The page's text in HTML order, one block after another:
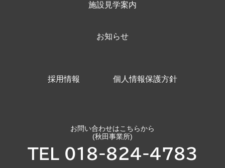
施設見学案内
お知らせ
採用情報 個人情報保護方針
お問い合わせはこちらから
(秋田事業所)
TEL 018-824-4783